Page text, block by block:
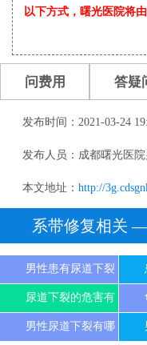
以下方式，曙光医院将
问费用 答疑
发布时间：2021-03-24
发布人员：成都曙光医
本文地址： http://
系带修复相关
男性患有尿道下裂
尿道下裂的危害有
男性尿道下裂有哪